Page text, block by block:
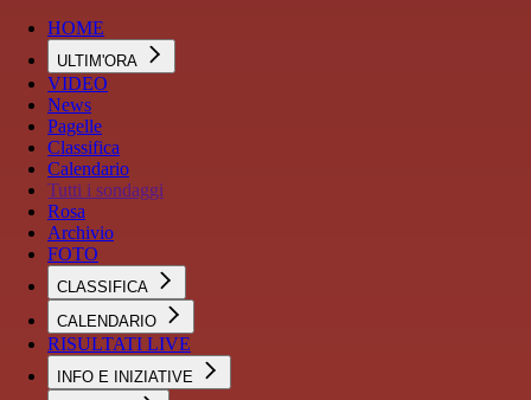
HOME
ULTIM'ORA
VIDEO
News
Pagelle
Classifica
Calendario
Tutti i sondaggi
Rosa
Archivio
FOTO
CLASSIFICA
CALENDARIO
RISULTATI LIVE
INFO E INIZIATIVE